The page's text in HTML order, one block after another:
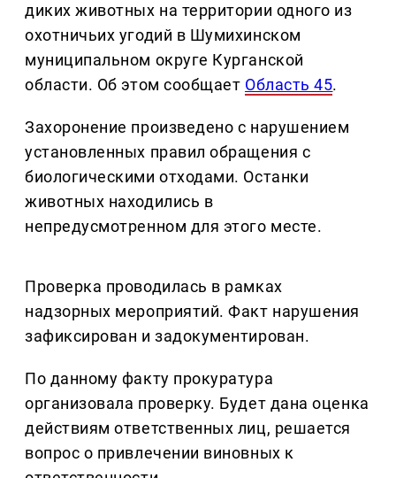
диких животных на территории одного из
охотничьих угодий в Шумихинском
муниципальном округе Курганской
области. Об этом сообщает Область 45.
Захоронение произведено с нарушением
установленных правил обращения с
биологическими отходами. Останки
животных находились в
непредусмотренном для этого месте.
Проверка проводилась в рамках
надзорных мероприятий. Факт нарушения
зафиксирован и задокументирован.
По данному факту прокуратура
организовала проверку. Будет дана оценка
действиям ответственных лиц, решается
вопрос о привлечении виновных к